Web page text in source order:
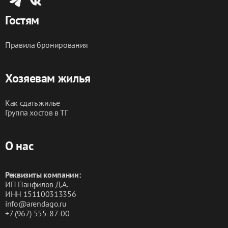
Гостям
Правила бронирования
Хозяевам жилья
Как сдать жилье
Группа хостов в ТГ
О нас
Реквизиты компании:
ИП Панфилов Д.А.
ИНН 151100313356
info@arendago.ru
+7 (967) 555-87-00